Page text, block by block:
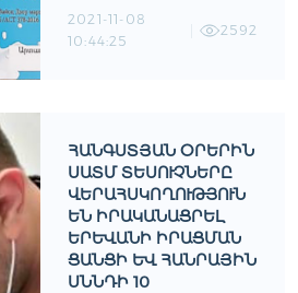
2021-11-08
10:44:25
2592
ՀԱՆԳՍՏՅԱՆ ՕՐԵՐԻՆ
ՍԱՏՄ ՏԵՍՈՒՉՆԵՐԸ
ՎԵՐԱՀՍԿՈՂՈՒԹՅՈՒՆ
ԵՆ ԻՐԱԿԱՆԱՑՐԵԼ
ԵՐԵՒԱՆԻ ԻՐԱՑՄԱՆ Ց
ԱՆՑԻ ԵՒ ՀԱՆՐԱՅԻՆ ՍՆ
ՆԴԻ 10 ՕԲ